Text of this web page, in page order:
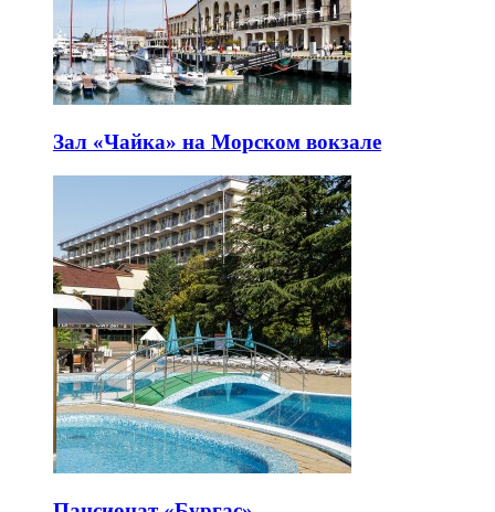
Зал «Чайка» на Морском вокзале